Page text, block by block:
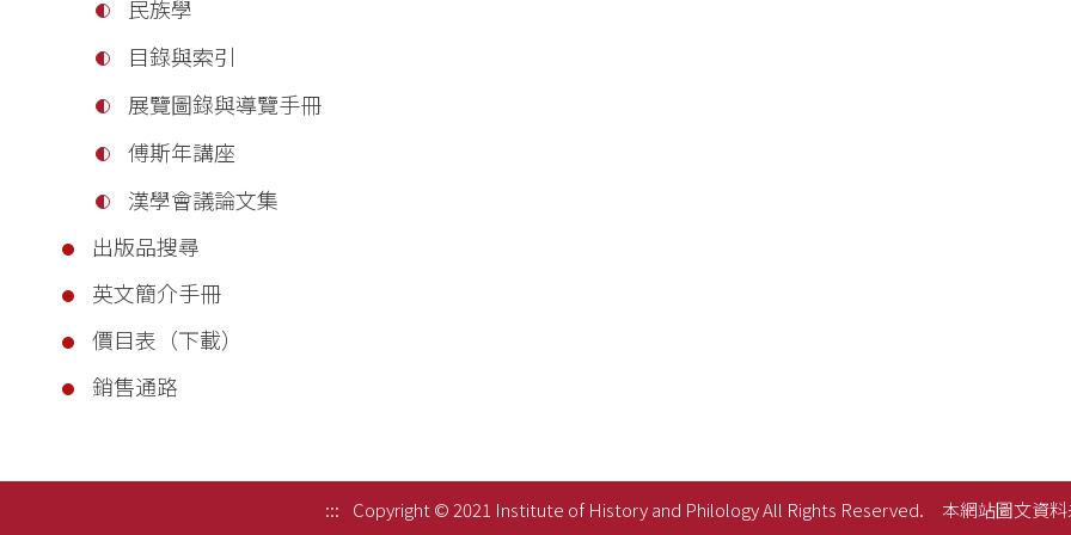
民族學
目錄與索引
展覽圖錄與導覽手冊
傅斯年講座
漢學會議論文集
出版品搜尋
英文簡介手冊
價目表（下載）
銷售通路
::: Copyright © 2021 Institute of History and Philology All Rights Reserved. 本網站圖文資